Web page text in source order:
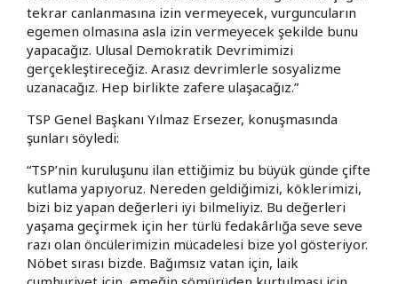
tekrar canlanmasına izin vermeyecek, vurguncuların
egemen olmasına asla izin vermeyecek şekilde bunu
yapacağız. Ulusal Demokratik Devrimimizi
gerçekleştireceğiz. Arasız devrimlerle sosyalizme
uzanacağız. Hep birlikte zafere ulaşacağız.”
TSP Genel Başkanı Yılmaz Ersezer, konuşmasında
şunları söyledi:
“TSP’nin kuruluşunu ilan ettiğimiz bu büyük günde çifte
kutlama yapıyoruz. Nereden geldiğimizi, köklerimizi,
bizi biz yapan değerleri iyi bilmeliyiz. Bu değerleri
yaşama geçirmek için her türlü fedakârlığa seve seve
razı olan öncülerimizin mücadelesi bize yol gösteriyor.
Nöbet sırası bizde. Bağımsız vatan için, laik